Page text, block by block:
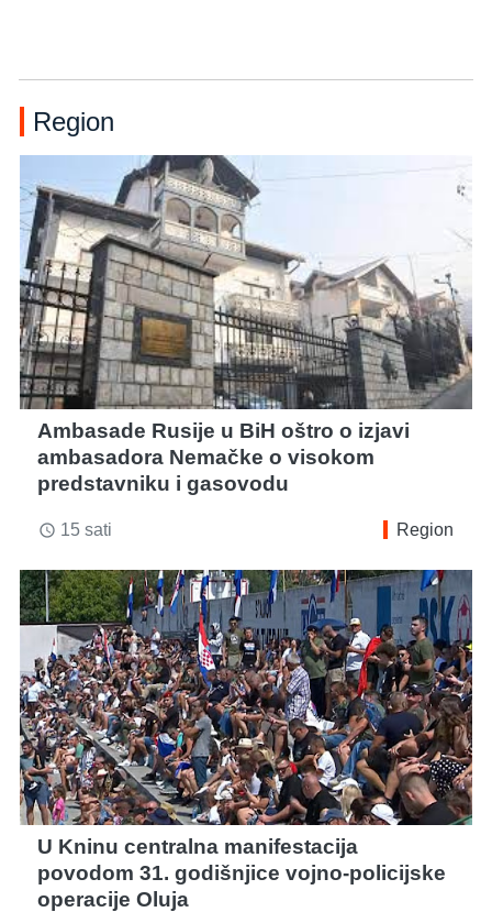
Region
Ambasade Rusije u BiH oštro o izjavi
ambasadora Nemačke o visokom
predstavniku i gasovodu
access_time 15 sati Region
U Kninu centralna manifestacija
povodom 31. godišnjice vojno-policijske
operacije Oluja